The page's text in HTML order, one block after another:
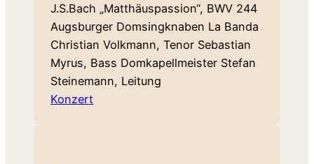
J.S.Bach „Matthäuspassion“, BWV 244
Augsburger Domsingknaben La Banda
Christian Volkmann, Tenor Sebastian
Myrus, Bass Domkapellmeister Stefan
Steinemann, Leitung
Konzert